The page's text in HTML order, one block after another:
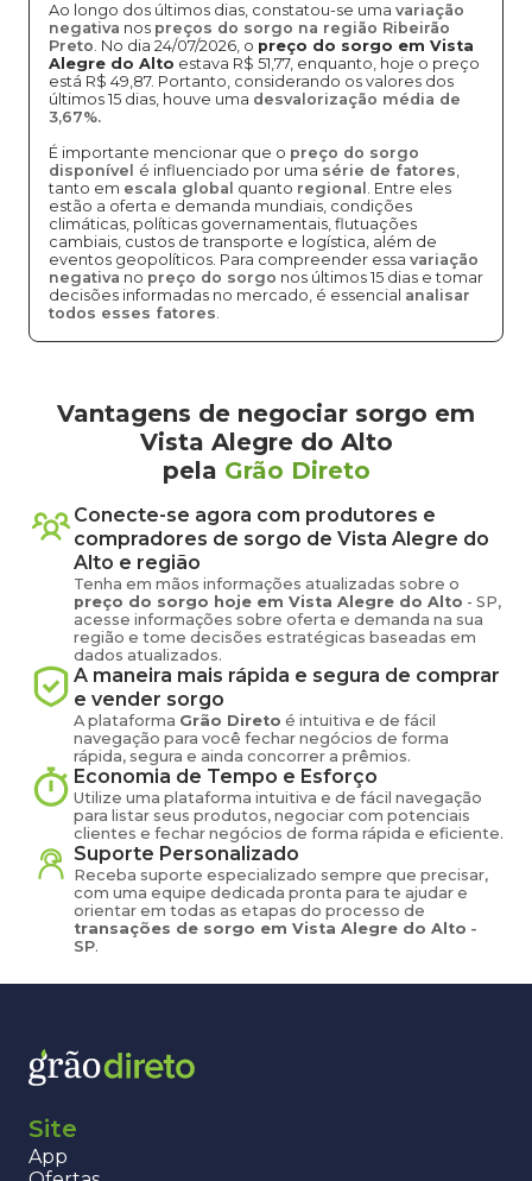
Ao longo dos últimos dias, constatou-se uma variação
negativa nos preços do sorgo na região Ribeirão
Preto. No dia 24/07/2026, o preço do sorgo em Vista
Alegre do Alto estava R$ 51,77, enquanto, hoje o preço
está R$ 49,87. Portanto, considerando os valores dos
últimos 15 dias, houve uma desvalorização média de
3,67%.
É importante mencionar que o preço do sorgo
disponível é influenciado por uma série de fatores,
tanto em escala global quanto regional . Entre eles
estão a oferta e demanda mundiais, condições
climáticas, políticas governamentais, flutuações
cambiais, custos de transporte e logística, além de
eventos geopolíticos. Para compreender essa variação
negativa no preço do sorgo nos últimos 15 dias e tomar
decisões informadas no mercado, é essencial analisar
todos esses fatores.
Vantagens de negociar sorgo em
Vista Alegre do Alto
pela Grão Direto
Conecte-se agora com produtores e
compradores de sorgo de Vista Alegre do
Alto e região
Tenha em mãos informações atualizadas sobre o
preço do sorgo hoje em Vista Alegre do Alto - SP,
acesse informações sobre oferta e demanda na sua
região e tome decisões estratégicas baseadas em
dados atualizados.
A maneira mais rápida e segura de comprar
e vender sorgo
A plataforma Grão Direto é intuitiva e de fácil
navegação para você fechar negócios de forma
rápida, segura e ainda concorrer a prêmios.
Economia de Tempo e Esforço
Utilize uma plataforma intuitiva e de fácil navegação
para listar seus produtos, negociar com potenciais
clientes e fechar negócios de forma rápida e eficiente.
Suporte Personalizado
Receba suporte especializado sempre que precisar,
com uma equipe dedicada pronta para te ajudar e
orientar em todas as etapas do processo de
transações de sorgo em Vista Alegre do Alto -
SP.
Site
App